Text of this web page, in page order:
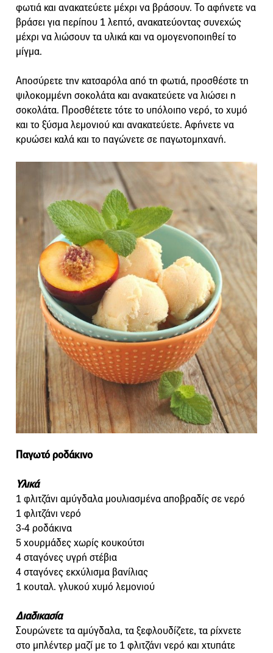
φωτιά και ανακατεύετε μέχρι να βράσουν. Το αφήνετε να
βράσει για περίπου 1 λεπτό, ανακατεύοντας συνεχώς
μέχρι να λιώσουν τα υλικά και να ομογενοποιηθεί το
μίγμα.
Αποσύρετε την κατσαρόλα από τη φωτιά, προσθέστε τη
ψιλοκομμένη σοκολάτα και ανακατεύετε να λιώσει η
σοκολάτα. Προσθέτετε τότε το υπόλοιπο νερό, το χυμό
και το ξύσμα λεμονιού και ανακατεύετε. Αφήνετε να
κρυώσει καλά και το παγώνετε σε παγωτομηχανή.
Παγωτό ροδάκινο
Υλικά
1 φλιτζάνι αμύγδαλα μουλιασμένα αποβραδίς σε νερό
1 φλιτζάνι νερό
3-4 ροδάκινα
5 χουρμάδες χωρίς κουκούτσι
4 σταγόνες υγρή στέβια
4 σταγόνες εκχύλισμα βανίλιας
1 κουταλ. γλυκού χυμό λεμονιού
Διαδικασία
Σουρώνετε τα αμύγδαλα, τα ξεφλουδίζετε, τα ρίχνετε
στο μπλέντερ μαζί με το 1 φλιτζάνι νερό και χτυπάτε